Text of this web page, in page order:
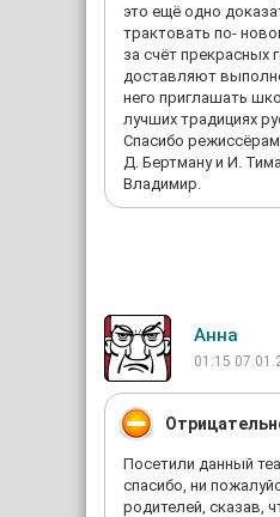
это ещё одно
трактовать по-
за счёт прекрасных
доставляют
него приглашать
лучших традициях
Спасибо
Д. Бертману и И.
Владимир.
Анна
01:15
Посетили данный
спасибо, ни
родителей, сказав,